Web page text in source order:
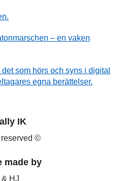
– en vaken
som hörs och syns i digital
egna berättelser.
IK
©
made by
HJ